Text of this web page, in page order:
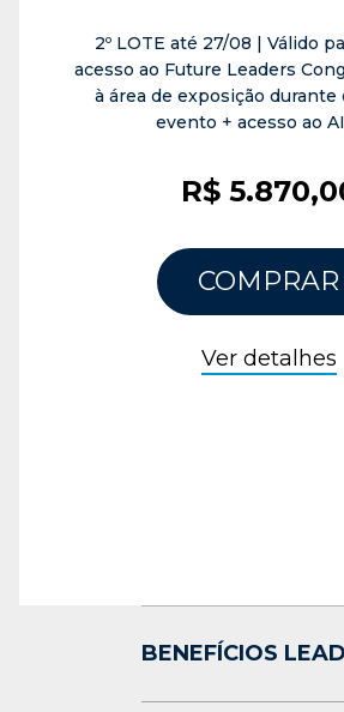
2º LOTE até 27/08 | Válido
acesso ao Future Leaders
à área de exposição durante
evento + acesso ao
R$
COMPRAR
Ver detalhes
BENEFÍCIOS